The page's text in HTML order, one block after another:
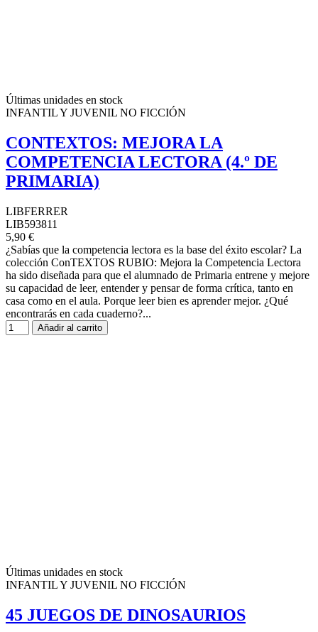
Últimas unidades en stock
INFANTIL Y JUVENIL NO FICCIÓN
CONTEXTOS: MEJORA LA
COMPETENCIA LECTORA (4.º DE
PRIMARIA)
LIBFERRER
LIB593811
5,90 €
¿Sabías que la competencia lectora es la base del éxito escolar? La
colección ConTEXTOS RUBIO: Mejora la Competencia Lectora
ha sido diseñada para que el alumnado de Primaria entrene y mejore
su capacidad de leer, entender y pensar de forma crítica, tanto en
casa como en el aula. Porque leer bien es aprender mejor. ¿Qué
encontrarás en cada cuaderno?...
Añadir al carrito
Últimas unidades en stock
INFANTIL Y JUVENIL NO FICCIÓN
45 JUEGOS DE DINOSAURIOS